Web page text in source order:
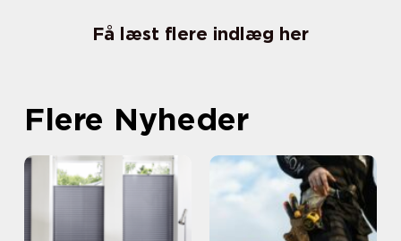
Få læst flere indlæg her
Flere Nyheder